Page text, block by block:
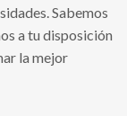
Sabemos
a tu disposición
la mejor